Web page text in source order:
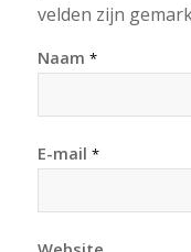
velden zijn
Naam *
E-mail *